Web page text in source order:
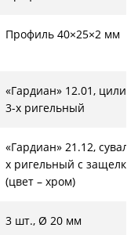
Профиль 40×25×2 мм
«Гардиан» 12.01,
3-х ригельный
«Гардиан» 21.12,
х ригельный с
(цвет – хром)
3 шт., Ø 20 мм